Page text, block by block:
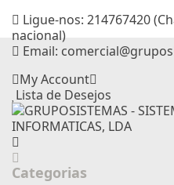
Ligue-nos: 214767420
nacional)
Email:
My Account
Lista de Desejos
Categorias